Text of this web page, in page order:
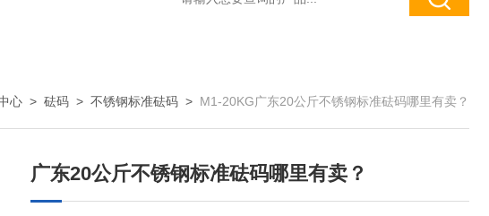
心 > 砝码 > 不锈钢标准砝码 > M1-20KG广东20公斤不锈钢标准砝码哪里有卖？
广东20公斤不锈钢标准砝码哪里有卖？